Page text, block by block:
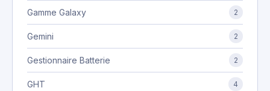
Gamme Galaxy 2
Gemini 2
Gestionnaire Batterie 2
GHT 4